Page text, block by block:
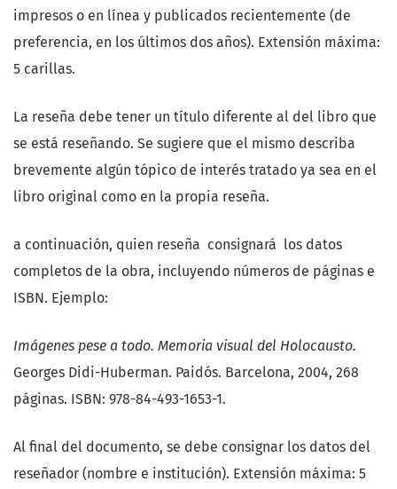
impresos o en línea y publicados recientemente (de
preferencia, en los últimos dos años). Extensión máxima:
5 carillas.
La reseña debe tener un título diferente al del libro que
se está reseñando. Se sugiere que el mismo describa
brevemente algún tópico de interés tratado ya sea en el
libro original como en la propia reseña.
a continuación, quien reseña consignará los datos
completos de la obra, incluyendo números de páginas e
ISBN. Ejemplo:
Imágenes pese a todo. Memoria visual del Holocausto.
Georges Didi-Huberman. Paidós. Barcelona, 2004, 268
páginas. ISBN: 978-84-493-1653-1.
Al final del documento, se debe consignar los datos del
reseñador (nombre e institución). Extensión máxima: 5